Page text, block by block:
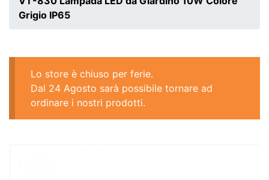
Grigio IP65
Lo store è chiuso per ferie.
Dal 24 Agosto sarà possibile tornare ad
ordinare i nostri prodotti.